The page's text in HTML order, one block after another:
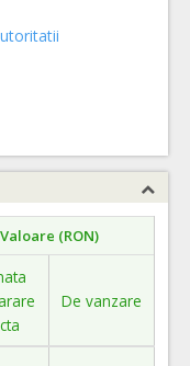
Valoare (RON)
De vanzare